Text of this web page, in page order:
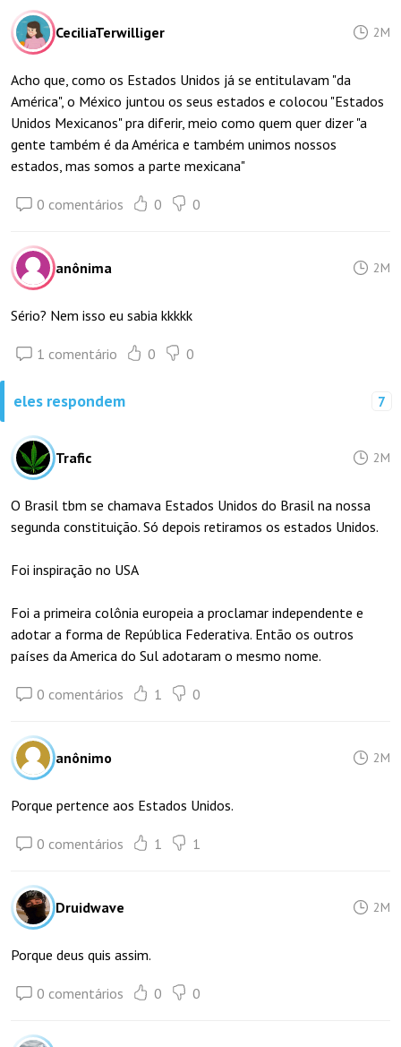
CeciliaTerwilliger 2M
Acho que, como os Estados Unidos já se entitulavam "da
América", o México juntou os seus estados e colocou "Estados
Unidos Mexicanos" pra diferir, meio como quem quer dizer "a
gente também é da América e também unimos nossos
estados, mas somos a parte mexicana"
0 comentários 0 0
anônima 2M
Sério? Nem isso eu sabia kkkkk
1 comentário 0 0
eles respondem 7
Trafic 2M
O Brasil tbm se chamava Estados Unidos do Brasil na nossa
segunda constituição. Só depois retiramos os estados Unidos.
Foi inspiração no USA
Foi a primeira colônia europeia a proclamar independente e
adotar a forma de República Federativa. Então os outros
países da America do Sul adotaram o mesmo nome.
0 comentários 1 0
anônimo 2M
Porque pertence aos Estados Unidos.
0 comentários 1 1
Druidwave 2M
Porque deus quis assim.
0 comentários 0 0